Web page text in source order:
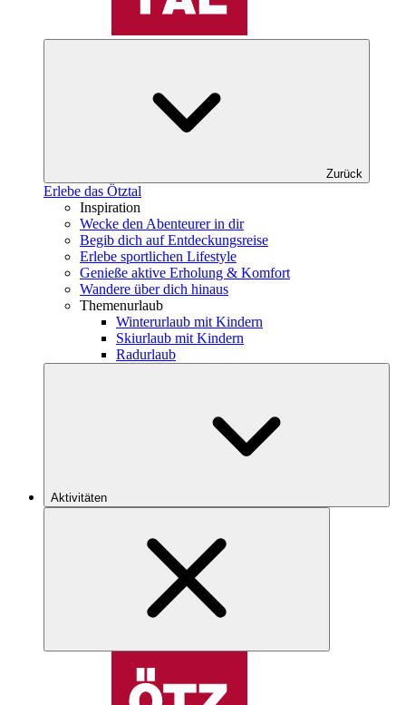
Zurück
Erlebe das Ötztal
Inspiration
Wecke den Abenteurer in dir
Begib dich auf Entdeckungsreise
Erlebe sportlichen Lifestyle
Genieße aktive Erholung & Komfort
Wandere über dich hinaus
Themenurlaub
Winterurlaub mit Kindern
Skiurlaub mit Kindern
Radurlaub
Aktivitäten